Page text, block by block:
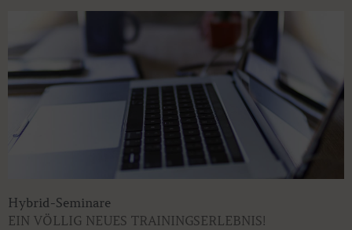
Hybrid-Seminare
EIN VÖLLIG NEUES TRAININGSERLEBNIS!